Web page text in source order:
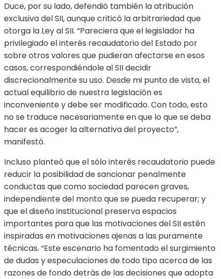
Duce, por su lado, defendió también la atribución
exclusiva del SII, aunque criticó la arbitrariedad que
otorga la Ley al SII. “Pareciera que el legislador ha
privilegiado el interés recaudatorio del Estado por
sobre otros valores que pudieran afectarse en esos
casos, correspondiéndole al SII decidir
discrecionalmente su uso. Desde mi punto de vista, el
actual equilibrio de nuestra legislación es
inconveniente y debe ser modificado. Con todo, esto
no se traduce necesariamente en que lo que se deba
hacer es acoger la alternativa del proyecto”,
manifestó.
Incluso planteó que el sólo interés recaudatorio puede
reducir la posibilidad de sancionar penalmente
conductas que como sociedad parecen graves,
independiente del monto que se pueda recuperar; y
que el diseño institucional preserva espacios
importantes para que las motivaciones del SII estén
inspiradas en motivaciones ajenas a las puramente
técnicas. “Este escenario ha fomentado el surgimiento
de dudas y especulaciones de todo tipo acerca de las
razones de fondo detrás de las decisiones que adopta